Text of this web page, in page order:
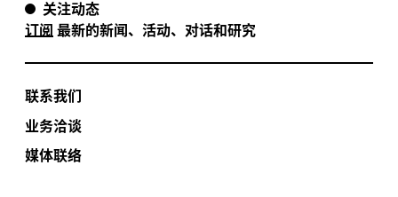
关注动态
订阅 最新的新闻、活动、对话和研究
联系我们
业务洽谈
媒体联络